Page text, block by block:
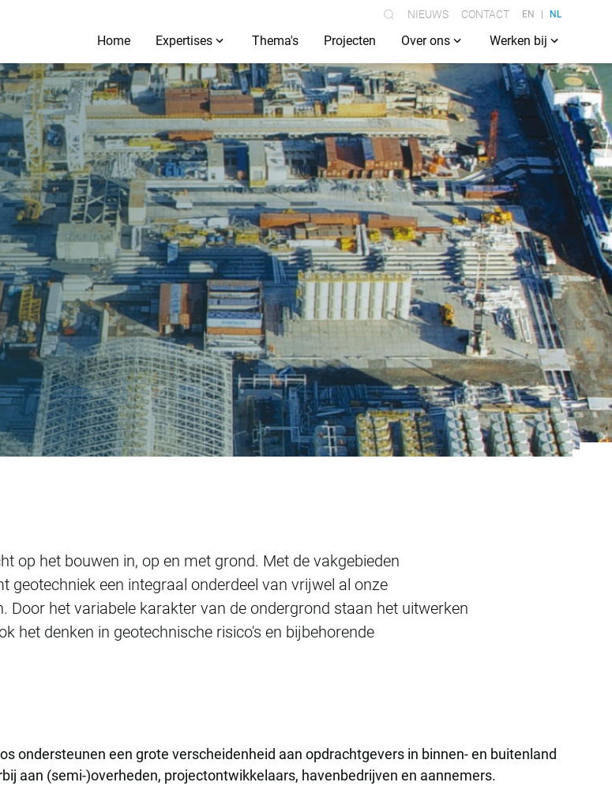
NIEUWS CONTACT EN NL
Home Expertises Thema's Projecten Over ons Werken bij
op het bouwen in, op en met grond. Met de vakgebieden
een integraal onderdeel van vrijwel al onze
het variabele karakter van de ondergrond staan het uitwerken
het denken in geotechnische risico's en bijbehorende
ondersteunen een grote verscheidenheid aan opdrachtgevers in binnen- en buitenland
aan (semi-)overheden, projectontwikkelaars, havenbedrijven en aannemers.